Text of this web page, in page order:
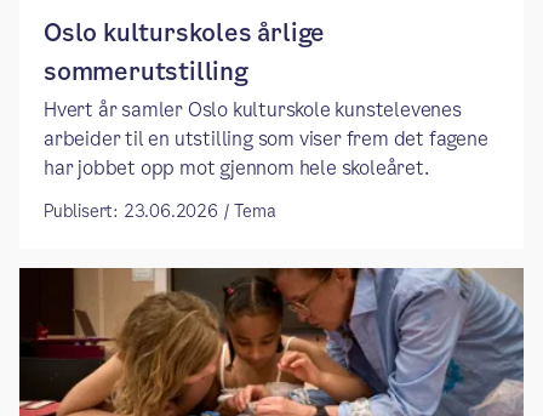
Oslo kulturskoles årlige
sommerutstilling
Hvert år samler Oslo kulturskole kunstelevenes
arbeider til en utstilling som viser frem det fagene
har jobbet opp mot gjennom hele skoleåret.
Publisert: 23.06.2026 / Tema